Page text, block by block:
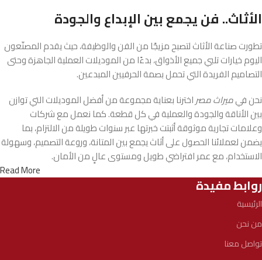
الأثاث.. فن يجمع بين الإبداع والجودة
تطورت صناعة الأثاث لتصبح مزيجًا من الفن والوظيفة، حيث يقدم المصنّعون
اليوم خيارات تلبي جميع الأذواق، بدءًا من الموديلات العملية الجاهزة وحتى
التصاميم الفريدة التي تحمل بصمة الحرفيين المبدعين.
نحن فيميراث مصراخترنا بعناية مجموعة من أفضل الموديلات التي توازن
بين الأناقة والجودة والعملية في كل قطعة. كما نعمل مع شركات
وعلامات تجارية موثوقة أثبتت خبرتها عبر سنوات طويلة من الالتزام، بما
يضمن لعملائنا الحصول على أثاث يجمع بين المتانة، وروعة التصميم، وسهولة
الاستخدام، مع عمر افتراضي طويل ومستوى عالٍ من الأمان.
Read More
روابط مفيدة
الرئيسية
من نحن
تواصل معنا